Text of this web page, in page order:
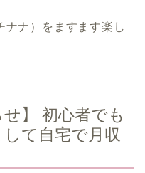
ナ）をますます楽し
せ】 初心者でも
して自宅で月収